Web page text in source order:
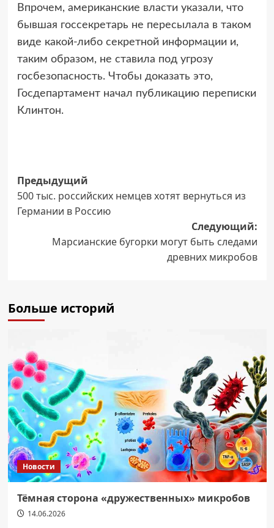
Впрочем, американские власти указали, что
бывшая госсекретарь не пересылала в таком
виде какой-либо секретной информации и,
таким образом, не ставила под угрозу
госбезопасность. Чтобы доказать это,
Госдепартамент начал публикацию переписки
Клинтон.
Навигация
записи
Предыдущий
500 тыс. российских немцев хотят вернуться из
Германии в Россию
Следующий:
Марсианские бугорки могут быть следами
древних микробов
Больше историй
Новости
Тёмная сторона «дружественных» микробов
14.06.2026